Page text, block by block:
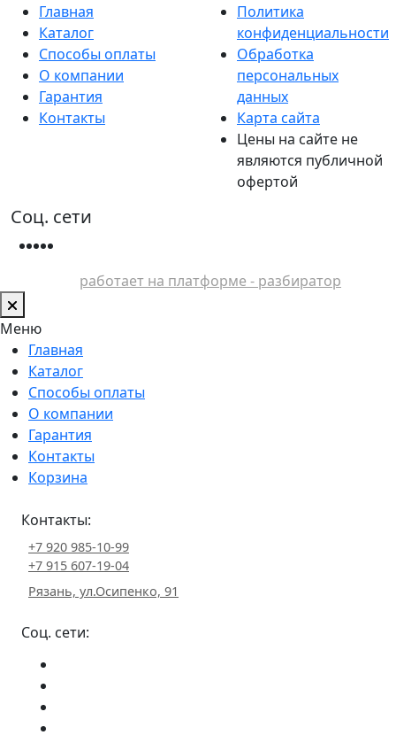
Главная
Каталог
Способы оплаты
О компании
Гарантия
Контакты
Политика
конфиденциальности
Обработка
персональных
данных
Карта сайта
Цены на сайте не
являются публичной
офертой
Соц. сети
работает на платформе - разбиратор
Меню
Главная
Каталог
Способы оплаты
О компании
Гарантия
Контакты
Корзина
Контакты:
+7 920 985-10-99
+7 915 607-19-04
Рязань, ул.Осипенко, 91
Соц. сети: